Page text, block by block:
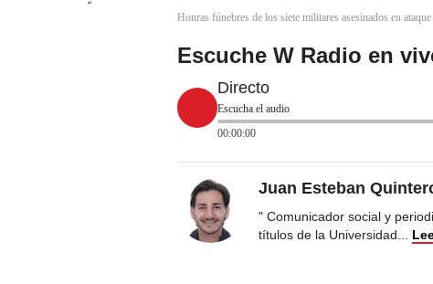
Honras fúnebres de los siete militares asesinados en
Escuche W Radio en
Directo
Escucha el audio
00:00:00
Juan Esteban
" Comunicador social y
títulos de la Universidad...